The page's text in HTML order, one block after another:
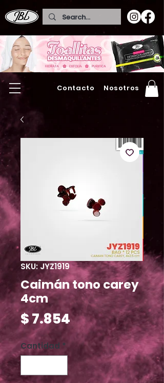
Contacto Nosotros
SKU: JYZ1919
Caimán tono carey
4cm
$ 7.854Precio
Cantidad *